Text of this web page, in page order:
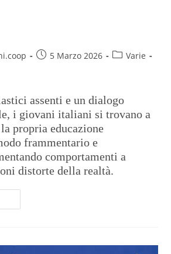
5 Marzo 2026
Varie
assenti e un dialogo
i giovani italiani si trovano a
propria educazione
frammentario e
comportamenti a
distorte della realtà.